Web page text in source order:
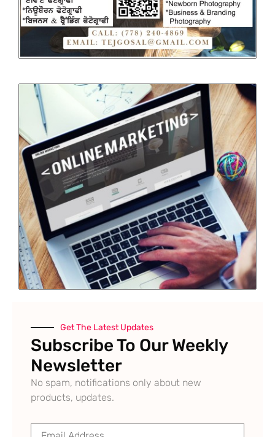
Get The Latest Updates
Subscribe To Our Weekly
Newsletter
No spam, notifications only about new
products, updates.